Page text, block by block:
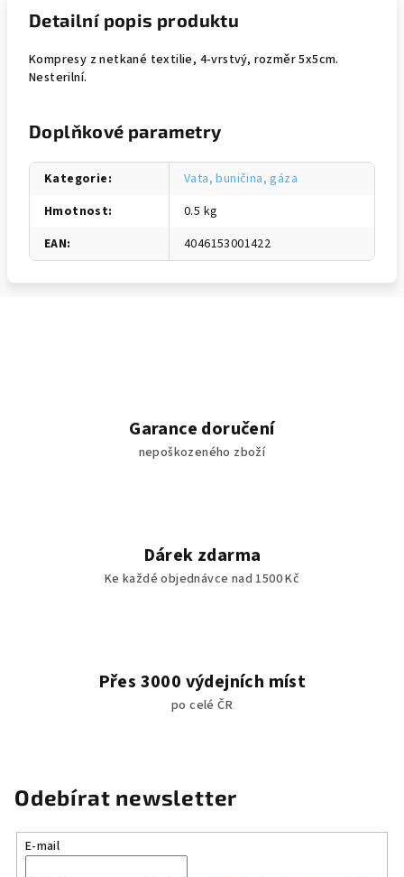
Detailní popis produktu
Kompresy z netkané textilie, 4-vrstvý, rozměr 5x5cm.
Nesterilní.
Doplňkové parametry
Kategorie:
Vata, buničina, gáza
Hmotnost:
0.5 kg
EAN: 4046153001422
Garance doručení
nepoškozeného zboží
Dárek zdarma
Ke každé objednávce nad 1500 Kč
Přes 3000 výdejních míst
po celé ČR
Odebírat newsletter
E-mail